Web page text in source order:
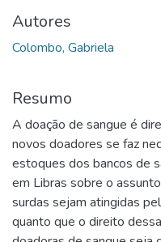
Autores
Colombo, Gabriela
Resumo
A doação de sangue é
novos doadores se faz
estoques dos bancos de
em Libras sobre o
surdas sejam atingidas
quanto que o direito